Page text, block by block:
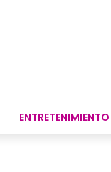
ENTRETENIMIENTO